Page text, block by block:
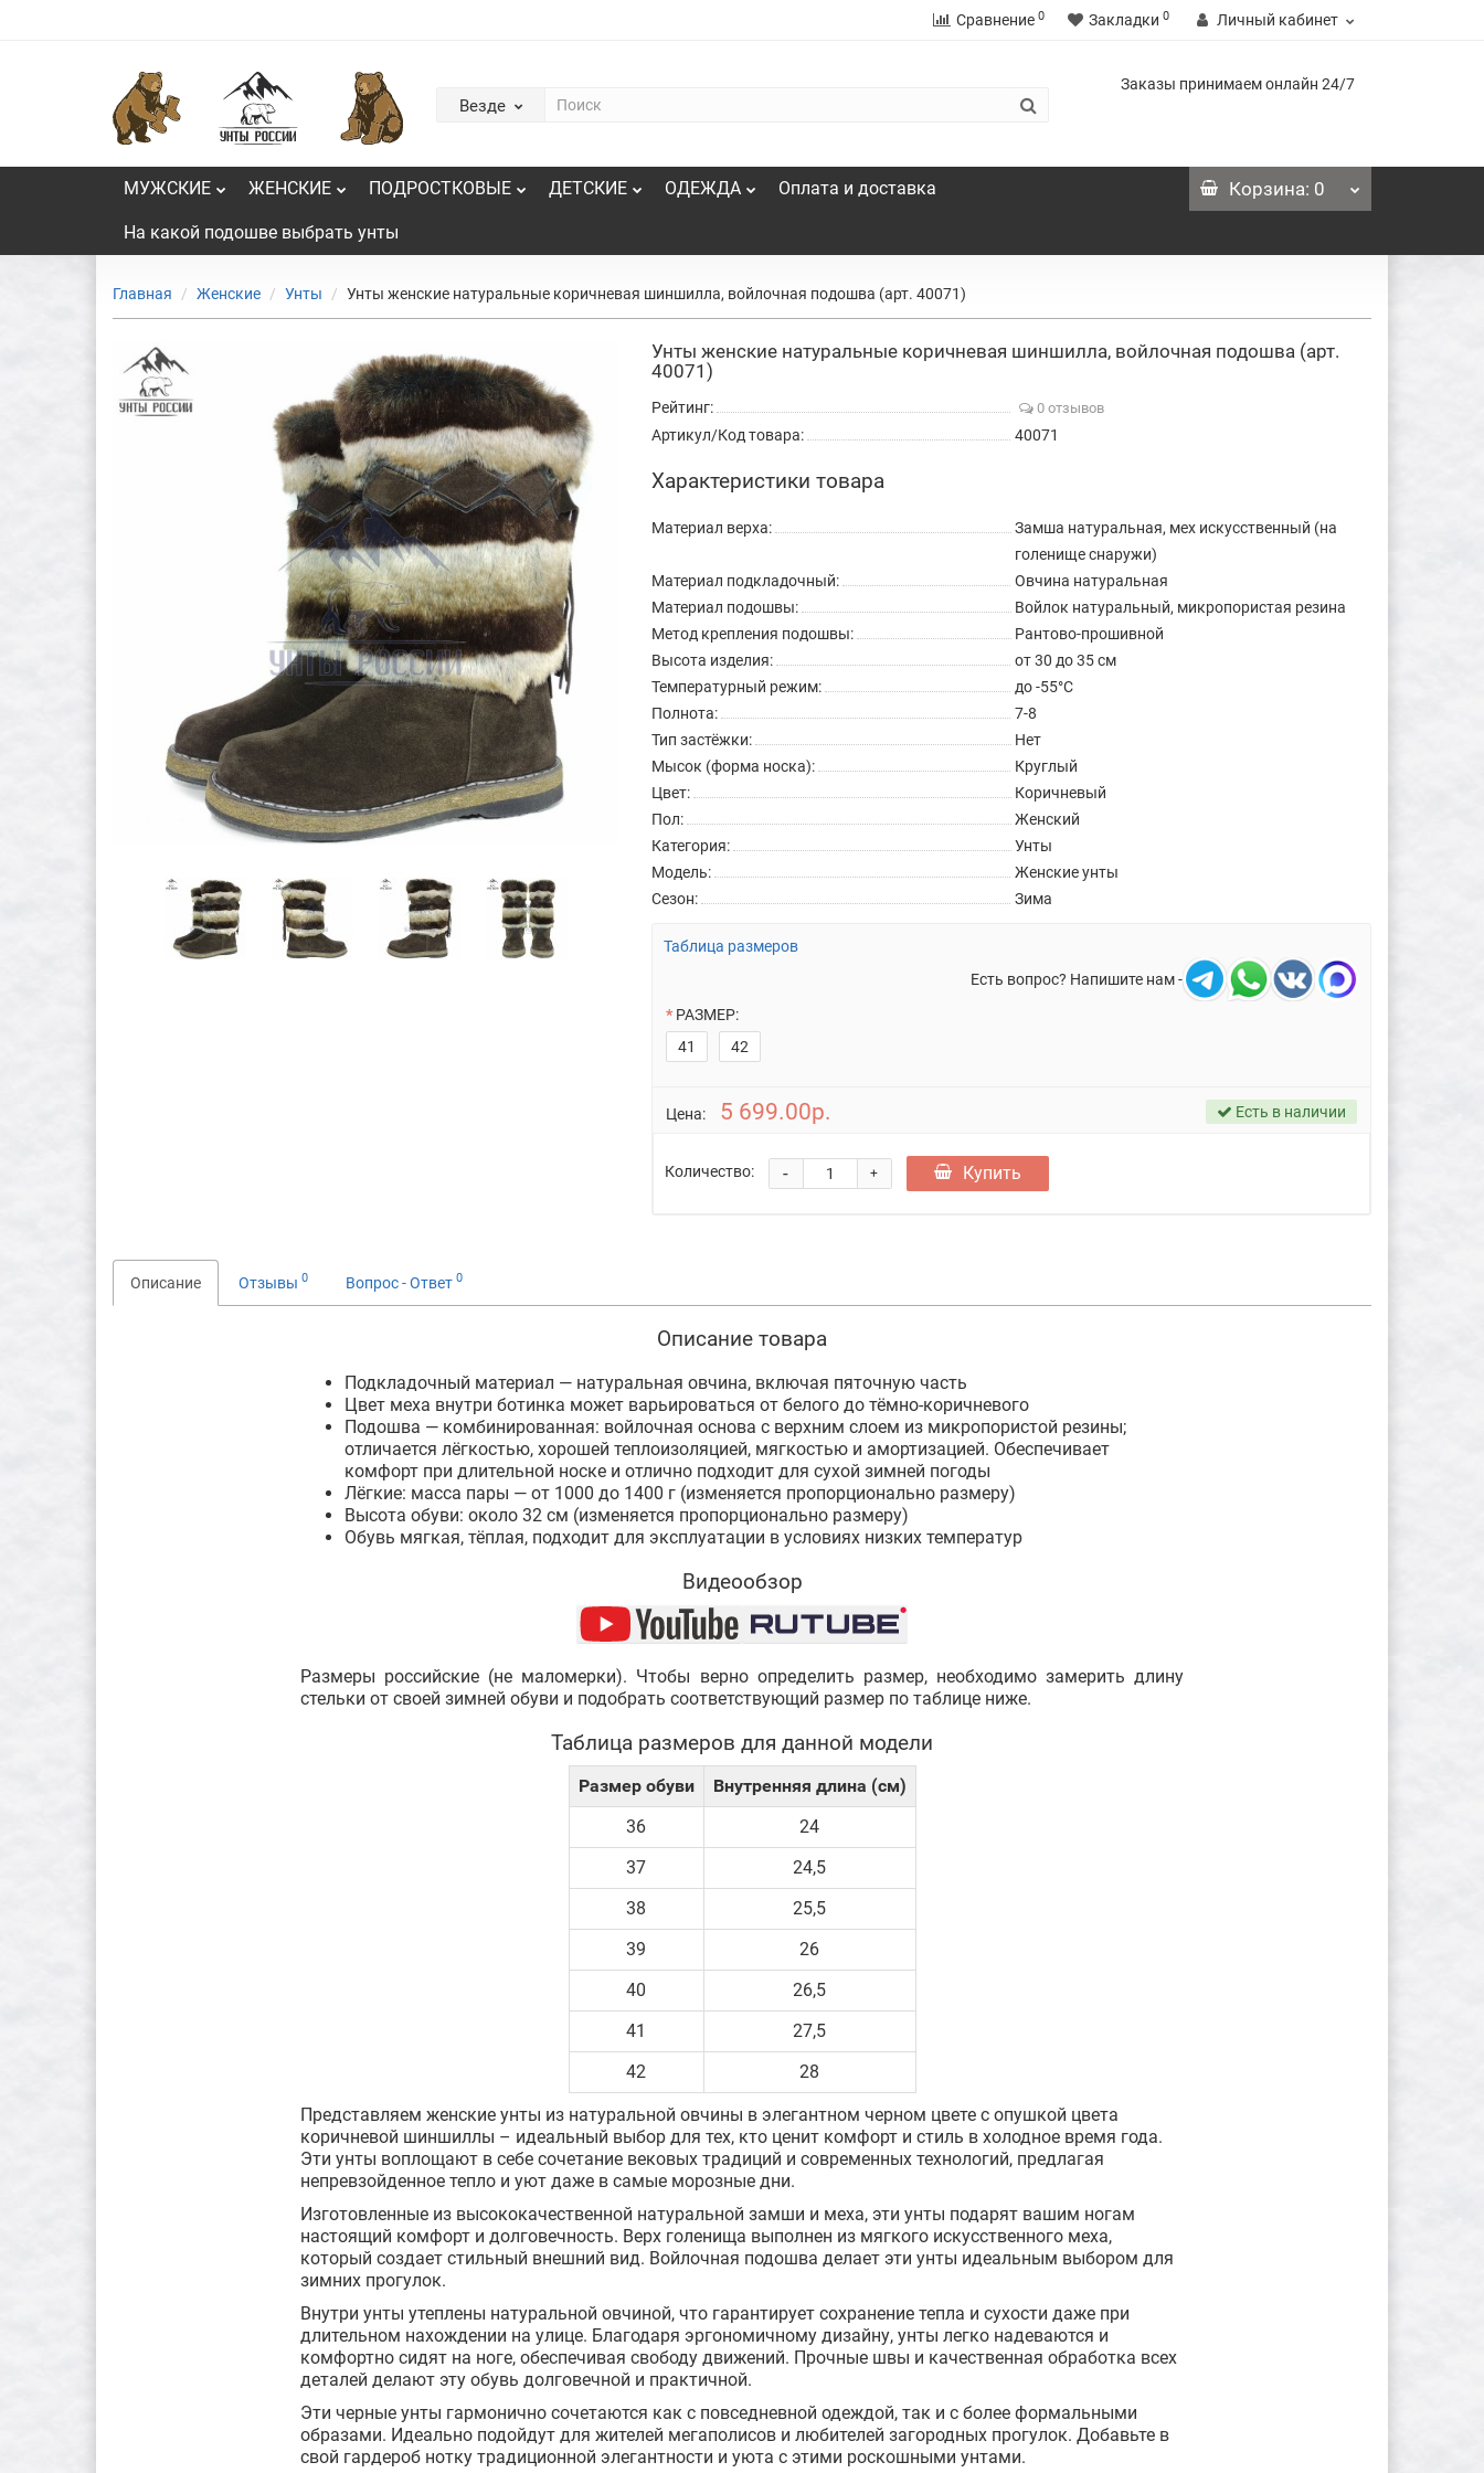
Сравнение 0 Закладки 0 Личный кабинет
Везде
Заказы принимаем онлайн 24/7
МУЖСКИЕ ЖЕНСКИЕ ПОДРОСТКОВЫЕ ДЕТСКИЕ ОДЕЖДА Оплата и доставка
На какой подошве выбрать унты
Корзина: 0
Главная Женские Унты Унты женские натуральные коричневая шиншилла, войлочная подошва (арт. 40071)
Унты женские натуральные коричневая шиншилла, войлочная подошва (арт.
40071)
Рейтинг: 0 отзывов
Артикул/Код товара: 40071
Характеристики товара
Материал верха:
Замша натуральная, мех искусственный (на
голенище снаружи)
Материал подкладочный:
Овчина натуральная
Материал подошвы:
Войлок натуральный, микропористая резина
Метод крепления подошвы:
Рантово-прошивной
Высота изделия:
от 30 до 35 см
Температурный режим:
до -55°C
Полнота:
7-8
Тип застёжки:
Нет
Мысок (форма носка):
Круглый
Цвет:
Коричневый
Пол:
Женский
Категория:
Унты
Модель:
Женские унты
Сезон:
Зима
Таблица размеров
Есть вопрос? Напишите нам -
РАЗМЕР:
41
42
Цена: 5 699.00р. Есть в наличии
Количество: +
- Купить
Описание Отзывы 0 Вопрос - Ответ 0
Описание товара
Подкладочный материал — натуральная овчина, включая пяточную часть
Цвет меха внутри ботинка может варьироваться от белого до тёмно-коричневого
Подошва — комбинированная: войлочная основа с верхним слоем из микропористой резины;
отличается лёгкостью, хорошей теплоизоляцией, мягкостью и амортизацией. Обеспечивает
комфорт при длительной носке и отлично подходит для сухой зимней погоды
Лёгкие: масса пары — от 1000 до 1400 г (изменяется пропорционально размеру)
Высота обуви: около 32 см (изменяется пропорционально размеру)
Обувь мягкая, тёплая, подходит для эксплуатации в условиях низких температур
Видеообзор
Размеры российские (не маломерки). Чтобы верно определить размер, необходимо замерить длину
стельки от своей зимней обуви и подобрать соответствующий размер по таблице ниже.
Таблица размеров для данной модели
Размер обуви
Внутренняя длина (см)
36
24
37
24,5
38
25,5
39
26
40
26,5
41
27,5
42
28
Представляем женские унты из натуральной овчины в элегантном черном цвете с опушкой цвета
коричневой шиншиллы – идеальный выбор для тех, кто ценит комфорт и стиль в холодное время года.
Эти унты воплощают в себе сочетание вековых традиций и современных технологий, предлагая
непревзойденное тепло и уют даже в самые морозные дни.
Изготовленные из высококачественной натуральной замши и меха, эти унты подарят вашим ногам
настоящий комфорт и долговечность. Верх голенища выполнен из мягкого искусственного меха,
который создает стильный внешний вид. Войлочная подошва делает эти унты идеальным выбором для
зимних прогулок.
Внутри унты утеплены натуральной овчиной, что гарантирует сохранение тепла и сухости даже при
длительном нахождении на улице. Благодаря эргономичному дизайну, унты легко надеваются и
комфортно сидят на ноге, обеспечивая свободу движений. Прочные швы и качественная обработка всех
деталей делают эту обувь долговечной и практичной.
Эти черные унты гармонично сочетаются как с повседневной одеждой, так и с более формальными
образами. Идеально подойдут для жителей мегаполисов и любителей загородных прогулок. Добавьте в
свой гардероб нотку традиционной элегантности и уюта с этими роскошными унтами.